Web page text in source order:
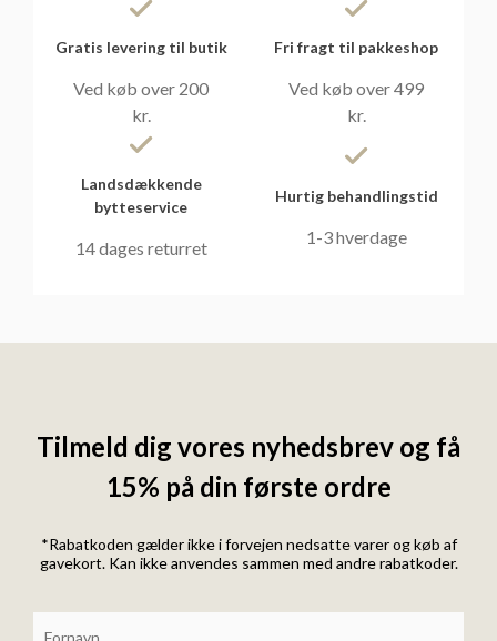
Gratis levering til butik
Ved køb over 200
kr.
Fri fragt til pakkeshop
Ved køb over 499
kr.
Landsdækkende
bytteservice
14 dages returret
Hurtig behandlingstid
1-3 hverdage
Tilmeld dig vores nyhedsbrev og få
15% på din første ordre
*Rabatkoden gælder ikke i forvejen nedsatte varer og køb af
gavekort. Kan ikke anvendes sammen med andre rabatkoder.